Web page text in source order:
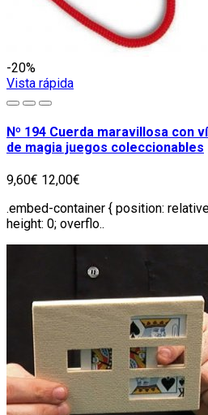
-20%
Vista rápida
Nº 194 Cuerda maravillosa con
de magia juegos coleccionables
9,60€ 12,00€
.embed-container { position:
height: 0; overflo..